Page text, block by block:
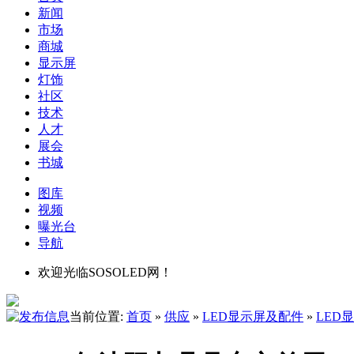
新闻
市场
商城
显示屏
灯饰
社区
技术
人才
展会
书城
图库
视频
曝光台
导航
欢迎光临SOSOLED网！
当前位置: 首页 » 供应 » LED显示屏及配件 » LED